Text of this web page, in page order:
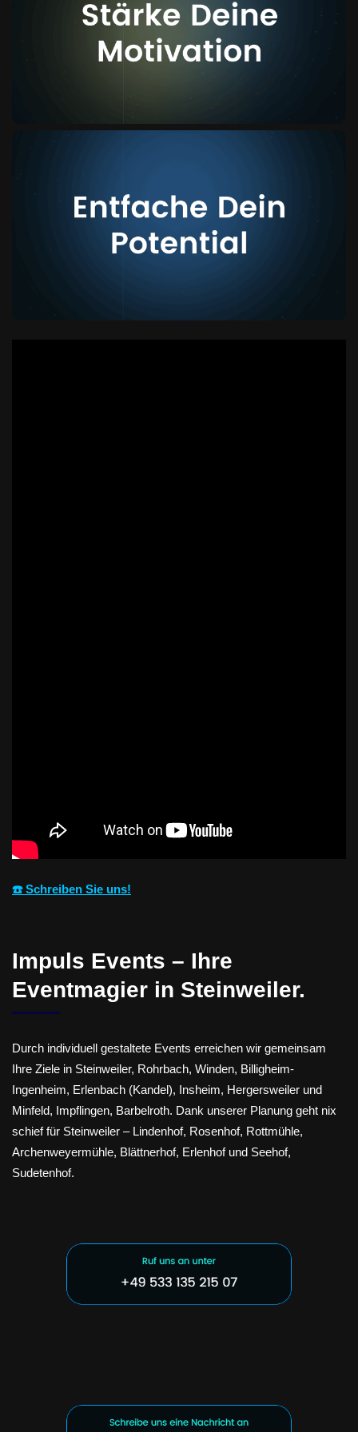
☎️ Schreiben Sie uns!
Impuls Events – Ihre
Eventmagier in Steinweiler.
Durch individuell gestaltete Events erreichen wir gemeinsam
Ihre Ziele in Steinweiler, Rohrbach, Winden, Billigheim-
Ingenheim, Erlenbach (Kandel), Insheim, Hergersweiler und
Minfeld, Impflingen, Barbelroth. Dank unserer Planung geht nix
schief für Steinweiler – Lindenhof, Rosenhof, Rottmühle,
Archenweyermühle, Blättnerhof, Erlenhof und Seehof,
Sudetenhof.